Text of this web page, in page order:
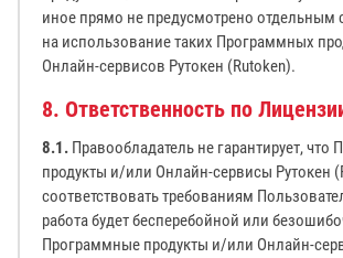
иное прямо не предусмотрено отдельным
на использование таких Программных
Онлайн-сервисов Рутокен (Rutoken).
8. Ответственность по
8.1. Правообладатель не гарантирует,
продукты и/или Онлайн-сервисы Рутокен
соответствовать требованиям
работа будет бесперебойной или
Программные продукты и/или Онлайн-